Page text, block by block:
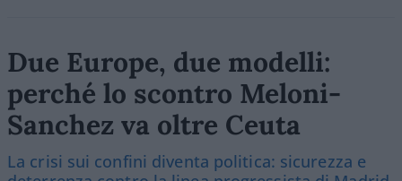
Due Europe, due modelli:
perché lo scontro Meloni-
Sanchez va oltre Ceuta
La crisi sui confini diventa politica: sicurezza e